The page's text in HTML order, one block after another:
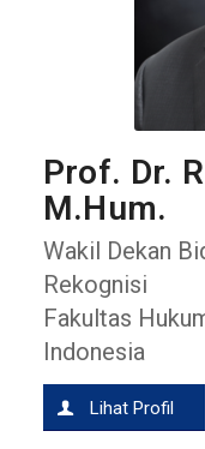
Prof. Dr.
M.Hum.
Wakil Dekan
Rekognisi
Fakultas
Indonesia
Lihat Profil